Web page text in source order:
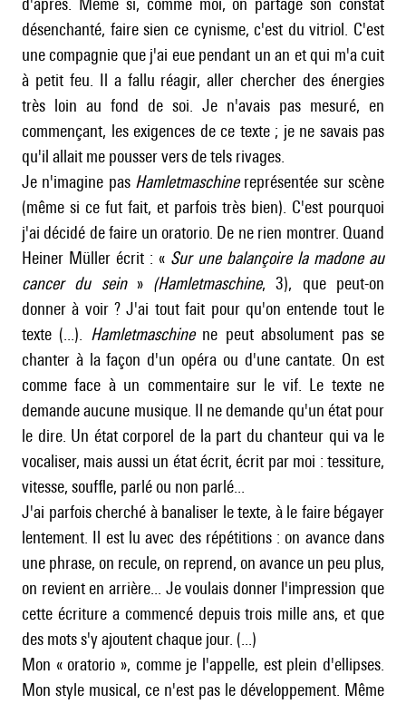
désenchanté, faire sien ce cynisme, c'est du vitriol. C'est
une compagnie que j'ai eue pendant un an et qui m'a cuit
à petit feu. Il a fallu réagir, aller chercher des énergies
très loin au fond de soi. Je n'avais pas mesuré, en
commençant, les exigences de ce texte ; je ne savais pas
qu'il allait me pousser vers de tels rivages.
Je n'imagine pas Hamletmaschinereprésentée sur scène
(même si ce fut fait, et parfois très bien). C'est pourquoi
j'ai décidé de faire un oratorio. De ne rien montrer. Quand
Heiner Müller écrit : « Sur une balançoire la madone au
cancer du sein» (Hamletmaschine, 3), que peut-on
donner à voir ? J'ai tout fait pour qu'on entende tout le
texte (...).
Hamletmaschinene peut absolument pas se
chanter à la façon d'un opéra ou d'une cantate. On est
comme face à un commentaire sur le vif. Le texte ne
demande aucune musique. Il ne demande qu'un état pour
le dire. Un état corporel de la part du chanteur qui va le
vocaliser, mais aussi un état écrit, écrit par moi : tessiture,
vitesse, souffle, parlé ou non parlé...
J'ai parfois cherché à banaliser le texte, à le faire bégayer
lentement. Il est lu avec des répétitions : on avance dans
une phrase, on recule, on reprend, on avance un peu plus,
on revient en arrière... Je voulais donner l'impression que
cette écriture a commencé depuis trois mille ans, et que
des mots s'y ajoutent chaque jour. (...)
Mon « oratorio », comme je l'appelle, est plein d'ellipses.
Mon style musical, ce n'est pas le développement. Même